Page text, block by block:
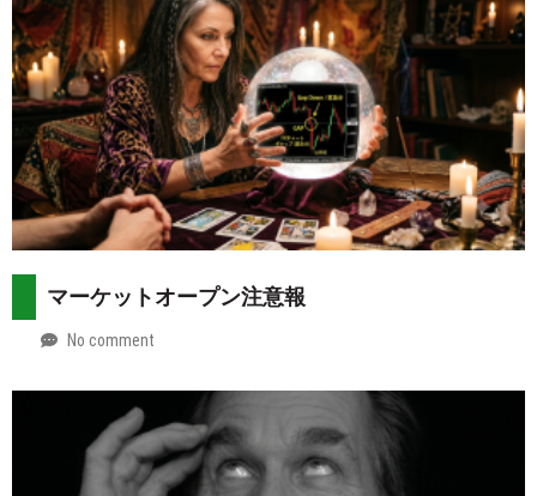
マーケットオープン注意報
by
No comment